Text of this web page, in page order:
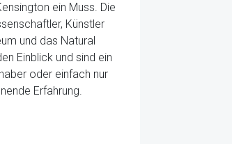
ein Muss. Die
Künstler
und das Natural
Einblick und sind ein
oder einfach nur
Erfahrung.